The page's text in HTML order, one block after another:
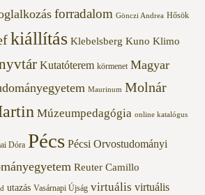
forradalom Gönczi Andrea Hősök
kiállítás Klebelsberg Kuno Klimo
Kutatóterem körmenet Magyar
Maurinum Molnár
Múzeumpedagógia online katalógus
Dóra Pécs Pécsi Orvostudományi
Reuter Camillo
utazás Vasárnapi Újság virtuális virtuális